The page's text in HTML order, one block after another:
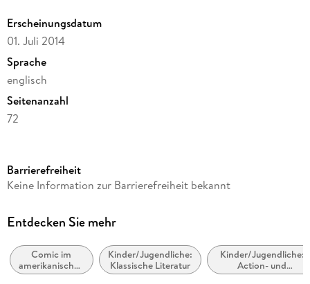
Erscheinungsdatum
01. Juli 2014
Sprache
englisch
Seitenanzahl
72
Reihe
Autor/Autorin
Illustrationen
Cynthia Martin
Barrierefreiheit
Keine Information zur Barrierefreiheit bekannt
Entdecken Sie mehr
Comic im
amerikanischen
Stil bzw.
Kinder/Jugendliche:
Klassische Literatur
Kinder/Jugendliche:
Action- und
Abenteuergeschichten